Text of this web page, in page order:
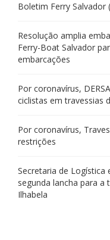
Boletim Ferry Salvador
Resolução amplia
Ferry-Boat Salvador
embarcações
Por coronavírus,
ciclistas em travessias
Por coronavírus,
restrições
Secretaria de Logística
segunda lancha para a
Ilhabela